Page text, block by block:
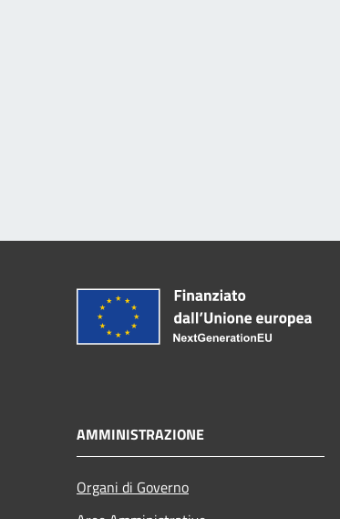
AMMINISTRAZIONE
Organi di Governo